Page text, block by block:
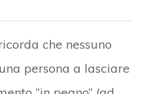
che nessuno
persona a lasciare